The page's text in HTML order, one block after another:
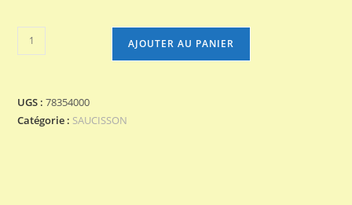
quantité
de
CASENTINO
AJOUTER AU PANIER
UGS :78354000
Catégorie : SAUCISSON